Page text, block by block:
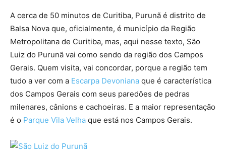
A cerca de 50 minutos de Curitiba, Purunã é distrito de
Balsa Nova que, oficialmente, é município da Região
Metropolitana de Curitiba, mas, aqui nesse texto, São
Luiz do Purunã vai como sendo da região dos Campos
Gerais. Quem visita, vai concordar, porque a região tem
tudo a ver com a Escarpa Devoniana que é característica
dos Campos Gerais com seus paredões de pedras
milenares, cânions e cachoeiras. E a maior representação
é o Parque Vila Velha que está nos Campos Gerais.